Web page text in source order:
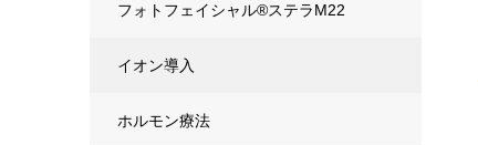
フォトフェイシャル®ステラM22
イオン導入
ホルモン療法